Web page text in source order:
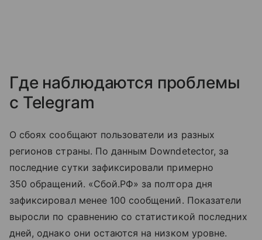
Где наблюдаются проблемы
с Telegram
О сбоях сообщают пользователи из разных
регионов страны. По данным Downdetector, за
последние сутки зафиксировали примерно
350 обращений. «Сбой.РФ» за полтора дня
зафиксировал менее 100 сообщений. Показатели
выросли по сравнению со статистикой последних
дней, однако они остаются на низком уровне.